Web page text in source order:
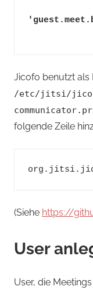
Jicofo benutzt als
/etc/jitsi/
folgende Zeile
(Siehe https://
User
User, die